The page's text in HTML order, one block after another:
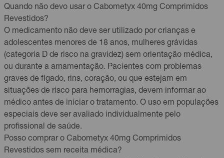
Quando não devo usar o Cabometyx 40mg Comprimidos
Revestidos?
O medicamento não deve ser utilizado por crianças e
adolescentes menores de 18 anos, mulheres grávidas
(categoria D de risco na gravidez) sem orientação médica,
ou durante a amamentação. Pacientes com problemas
graves de fígado, rins, coração, ou que estejam em
situações de risco para hemorragias, devem informar ao
médico antes de iniciar o tratamento. O uso em populações
especiais deve ser avaliado individualmente pelo
profissional de saúde.
Posso comprar o Cabometyx 40mg Comprimidos
Revestidos sem receita médica?